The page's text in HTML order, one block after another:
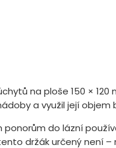
na ploše 150 × 120
a využil její objem
do lázní
držák určený není